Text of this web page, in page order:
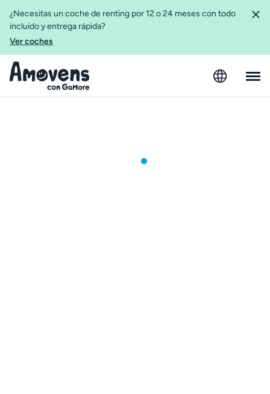
¿Necesitas un coche de renting por 12 o 24 meses con todo
incluido y entrega rápida?
Ver coches